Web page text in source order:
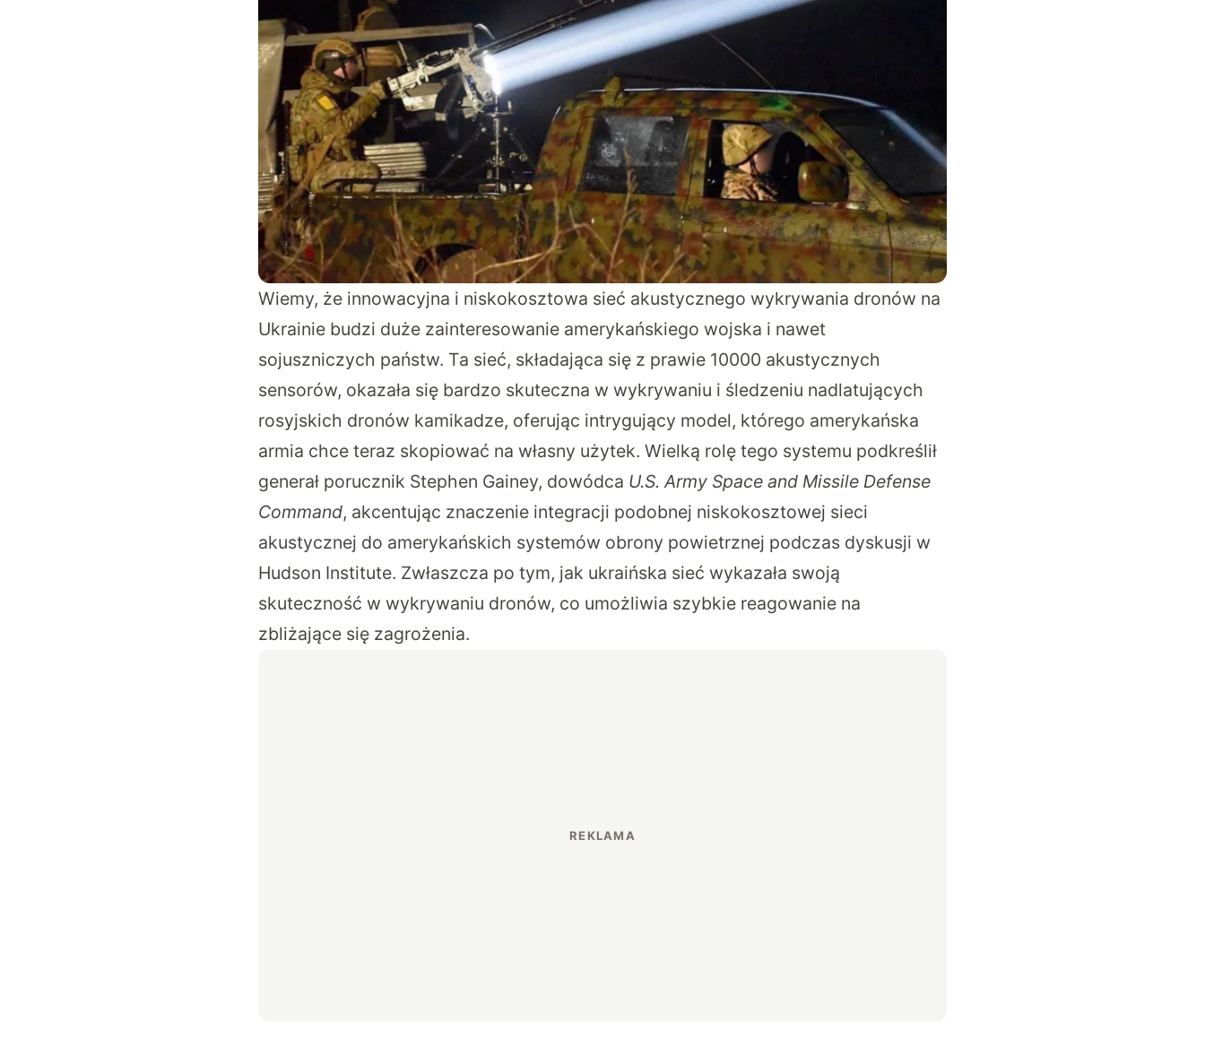
Wiemy, że innowacyjna i niskokosztowa sieć akustycznego wykrywania dronów na
Ukrainie budzi duże zainteresowanie amerykańskiego wojska i nawet
sojuszniczych państw. Ta sieć, składająca się z prawie 10000 akustycznych
sensorów, okazała się bardzo skuteczna w wykrywaniu i śledzeniu nadlatujących
rosyjskich dronów kamikadze, oferując intrygujący model, którego amerykańska
armia chce teraz skopiować na własny użytek. Wielką rolę tego systemu podkreślił
generał porucznik Stephen Gainey, dowódca U.S. Army Space and Missile Defense
Command, akcentując znaczenie integracji podobnej niskokosztowej sieci
akustycznej do amerykańskich systemów obrony powietrznej podczas dyskusji w
Hudson Institute. Zwłaszcza po tym, jak ukraińska sieć wykazała swoją
skuteczność w wykrywaniu dronów, co umożliwia szybkie reagowanie na
zbliżające się zagrożenia.